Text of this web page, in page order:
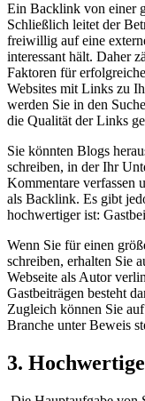
Ein Backlink von einer
Schließlich leitet der
freiwillig auf eine
interessant hält. Daher
Faktoren für
Websites mit Links zu
werden Sie in den
die Qualität der Links
Sie könnten Blogs
schreiben, in der Ihr
Kommentare verfassen
als Backlink. Es gibt
hochwertiger ist:
Wenn Sie für einen
schreiben, erhalten Sie
Webseite als Autor
Gastbeiträgen besteht
Zugleich können Sie
Branche unter Beweis
3.